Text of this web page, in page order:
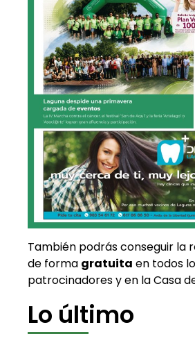
También podrás conseguir la
de forma gratuita en todos
patrocinadores y en la Casa
Lo último